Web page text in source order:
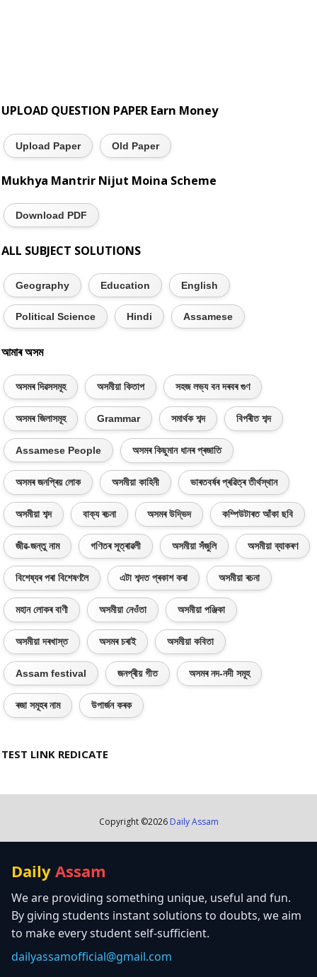
UPLOAD QUESTION PAPER Earn Money
Upload Paper Old Paper
Mukhya Mantrir Nijut Moina Scheme
Download PDF
ALL SUBJECT SOLUTIONS
Geography Education English
Political Science Hindi Assamese
আমাৰ অসম
অসমৰ দিৱসসমূহ অসমীয়া কিতাপ সহজ লভ্য বন দৰবৰ গুণ
অসমৰ জিলাসমূহ Grammar সমাৰ্থক শব্দ বিপৰীত শব্দ
Assamese People অসমৰ কিছুমান ধানৰ প্ৰজাতি
অসমৰ জনপ্ৰিয় লোক অসমীয়া কাহিনী ভাৰতবৰ্ষৰ প্ৰৱিত্ৰ তীৰ্থস্থান
অসমীয়া শব্দ বাক্য ৰচনা অসমৰ উদ্ভিদ কম্পিউটাৰত আঁকা ছবি
জীৱ-জন্তু নাম গণিতৰ সূত্ৰাৱলী অসমীয়া সঁজুলি অসমীয়া ব্যাকৰণ
বিশেষ্যৰ পৰা বিশেষণলৈ এটা শব্দত প্ৰকাশ কৰা অসমীয়া ৰচনা
মহান লোকৰ বাণী অসমীয়া নেওঁতা অসমীয়া পঞ্জিকা
অসমীয়া দৰখাস্ত অসমৰ চৰাই অসমীয়া কবিতা
Assam festival জনপ্ৰীয় গীত অসমৰ নদ-নদী সমূহ
ৰজা সমূহৰ নাম উপাৰ্জন কৰক
TEST LINK REDICATE
Copyright ©2026 Daily Assam
Daily Assam
We are providing something unique, useful and fun.
By giving students instant solutions to doubts, we aim
to make every student self-sufficient.
dailyassamofficial@gmail.com